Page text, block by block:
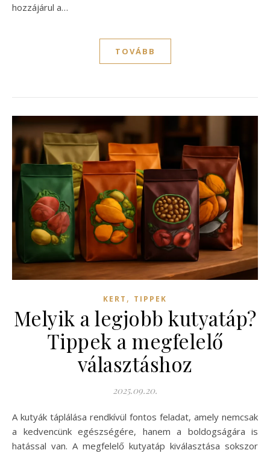
hozzájárul a…
TOVÁBB
KERT , TIPPEK
Melyik a legjobb kutyatáp?
Tippek a megfelelő
választáshoz
2025.09.20.
A kutyák táplálása rendkívül fontos feladat, amely nemcsak
a kedvencünk egészségére, hanem a boldogságára is
hatással van. A megfelelő kutyatáp kiválasztása sokszor